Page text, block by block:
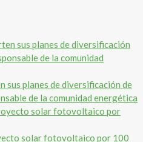
sus planes de diversificación de
de la comunidad energética
solar fotovoltaico por 100